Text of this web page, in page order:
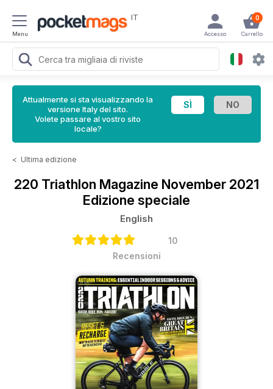
Menu
IT 0
Carrello
Accesso
Attualmente si sta visualizzando la
versione Italy del sito.
Volete passare al vostro sito
locale?
< Ultima edizione
220 Triathlon Magazine November 2021
Edizione speciale
English
10
Recensioni